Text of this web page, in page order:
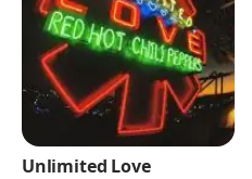
Unlimited Love